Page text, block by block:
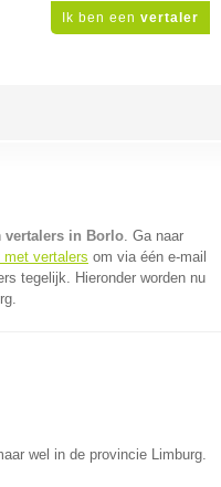
Ik ben een vertaler
vertalers in Borlo. Ga naar
vertalers om via één e-mail
tegelijk. Hieronder worden nu
wel in de provincie Limburg.